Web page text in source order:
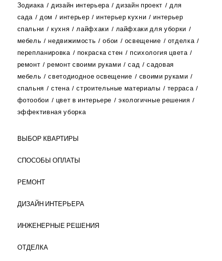
Зодиака
дизайн интерьера дизайн проект
для
сада
дом интерьер интерьер кухни
интерьер
спальни
кухня лайфхаки
лайфхаки для уборки
мебель
недвижимость обои освещение
отделка
перепланировка
покраска стен
психология цвета
ремонт
ремонт своими руками сад
садовая
мебель
светодиодное освещение
своими руками
спальня
стена строительные материалы
терраса
фотообои
цвет в интерьере
экологичные решения
эффективная уборка
ВЫБОР КВАРТИРЫ
СПОСОБЫ ОПЛАТЫ
РЕМОНТ
ДИЗАЙН ИНТЕРЬЕРА
ИНЖЕНЕРНЫЕ РЕШЕНИЯ
ОТДЕЛКА